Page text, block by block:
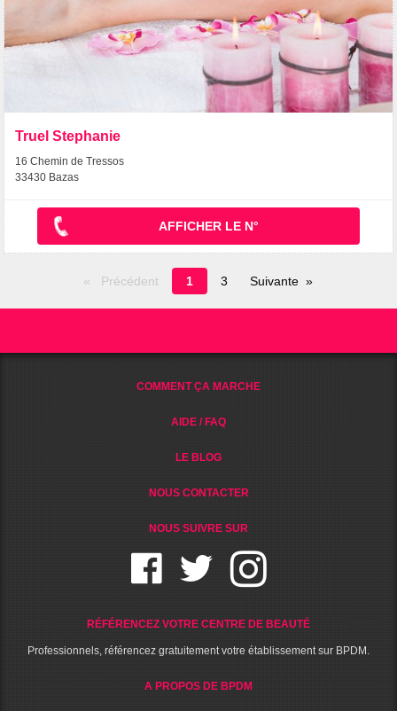
Truel Stephanie
16 Chemin de Tressos
33430 Bazas
AFFICHER LE N°
Précédent
Page
en
1 3 Suivante
COMMENT ÇA MARCHE
AIDE / FAQ
LE BLOG
NOUS CONTACTER
NOUS SUIVRE SUR
RÉFÉRENCEZ VOTRE CENTRE DE BEAUTÉ
Professionnels, référencez gratuitement votre établissement sur BPDM.
A PROPOS DE BPDM